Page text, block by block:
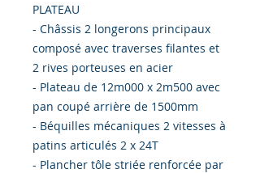
PLATEAU
- Châssis 2 longerons principaux
composé avec traverses filantes et
2 rives porteuses en acier
- Plateau de 12m000 x 2m500 avec
pan coupé arrière de 1500mm
- Béquilles mécaniques 2 vitesses à
patins articulés 2 x 24T
- Plancher tôle striée renforcée par